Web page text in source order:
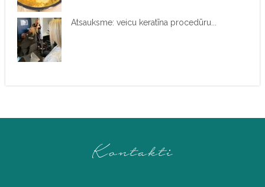
Atsauksme: veicu keratīna procedūru...
Kontakti